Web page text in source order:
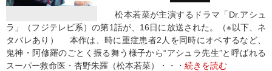
松本若菜が主演するドラマ「Dr.アシュ
ラ」（フジテレビ系）の第1話が、16日に放送された。（※以下、ネ
タバレあり） 本作は、時に重症患者2人を同時にオペするなど、
鬼神・阿修羅のごとく振る舞う様子から“アシュラ先生”と呼ばれる
スーパー救命医・杏野朱羅（松本若菜）・・・ 続きを読む